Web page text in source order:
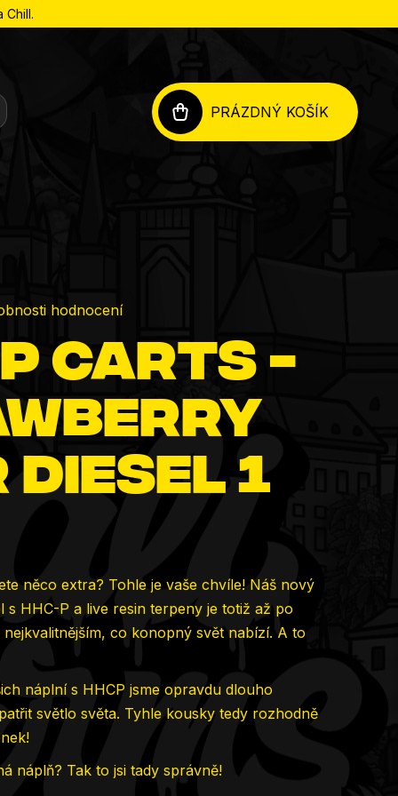
Chill.
PRÁZDNÝ KOŠÍK
hodnocení
P carts -
1
něco extra? Tohle je vaše chvíle! Náš nový
s HHC-P a live resin terpeny je totiž až po
co konopný svět nabízí. A to
náplní s HHCP jsme opravdu dlouho
světlo světa. Tyhle kousky tedy rozhodně
náplň? Tak to jsi tady správně!